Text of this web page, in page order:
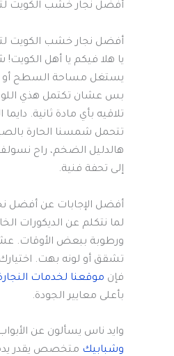
أفضل نجار خشب الكويت
أفضل نجار خشب الكويت
يا هلا فيكم يا أهل
يستغل مساحة السطح أو
بس عشان تكتمل هذي
تلاقيه بأي مادة ثانية.
تتحمل شمسنا الحارة
هالدليل الضخم، راح
إلى تحفة فنية.
أفضل الإجابات عن أفضل
لما نتكلم عن الديكورات
ورطوبة ببعض الأوقات.
تشقق أو لونه بهت.
فإن موقعنا لخدمات
بأعلى معايير الجودة.
وايد ناس يسألون عن
وشبابيك متخصص يقدر